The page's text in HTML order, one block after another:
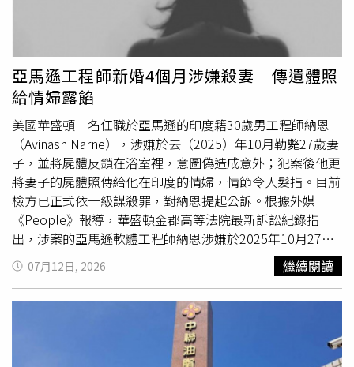
現紀男躺在血泊中，全身被砍數十刀，傷勢深及見骨，現場
血跡斑斑，研判林男犯案時情緒已完全失控，陷入瘋狂仇恨
當中，非得置對方於死。遭警方槍擊制伏的林姓教授，目前
仍在醫院接受治療並由警方戒護，雖意識清楚，但因傷勢尚
未完成正式筆錄，警方將先傳喚 其妻子等家屬，釐清雙方長
期糾紛及案發前互動。目前檢察官已完成初步相驗，後續將
安排解剖，進一步確認死因與致命傷勢，全案依殺人罪方向
持續偵辦。
亞馬遜工程師新婚4個月涉嫌殺妻 傳遺體照
給情婦露餡
美國華盛頓一名任職於亞馬遜的印度籍30歲男工程師納恩
（Avinash Narne），涉嫌於去（2025）年10月勒斃27歲妻
子，並將屍體反鎖在浴室裡，意圖偽造成意外；犯案後他更
將妻子的屍體照傳給他在印度的情婦，情節令人髮指。目前
檢方已正式依一級謀殺罪，對納恩提起公訴。根據外媒
《People》報導，華盛頓金郡高等法院最新訴訟紀錄指
出，涉案的亞馬遜軟體工程師納恩涉嫌於2025年10月27日
殺害27歲的妻子薩比內尼（Raajitha Sabbineni）。在今年7
月1日的庭訊中，法官裁定其保釋金高達500萬美元（約新
台幣1.6億元）。面對檢方的謀殺指控，納恩於7月7日出庭
受審時仍堅稱自己無罪，其辯護律師目前則未對外發表更多
回應。回顧案發當天，涉案的納恩主動打電話報案，聲稱自
己出門辦事返家後，發現妻子反鎖在公寓浴室內且毫無回
07月12日, 2026 繼續閱讀